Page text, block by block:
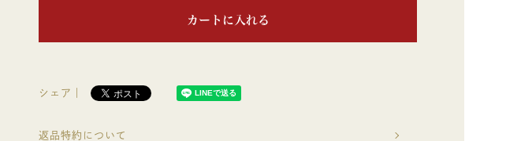
カートに入れる
シェア｜
返品特約について